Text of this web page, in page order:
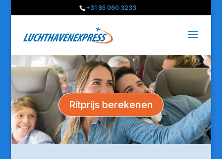
+31 85 060 3233
Ritprijs berekenen